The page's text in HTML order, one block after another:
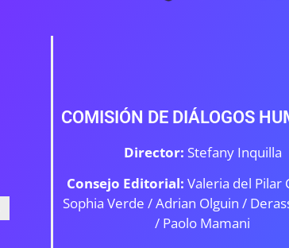
COMISIÓN DE DIÁLOGOS
Director: Stefany Inquilla
Consejo Editorial: Valeria del Pilar
Sophia Verde /Adrian Olguin /
/ Paolo Mamani